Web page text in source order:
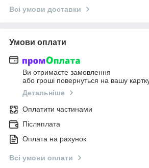
Всі умови доставки
Умови оплати
Ви отримаєте замовлення
або гроші повернуться на вашу
Детальніше
Оплатити частинами
Післяплата
Оплата на рахунок
Всі умови оплати